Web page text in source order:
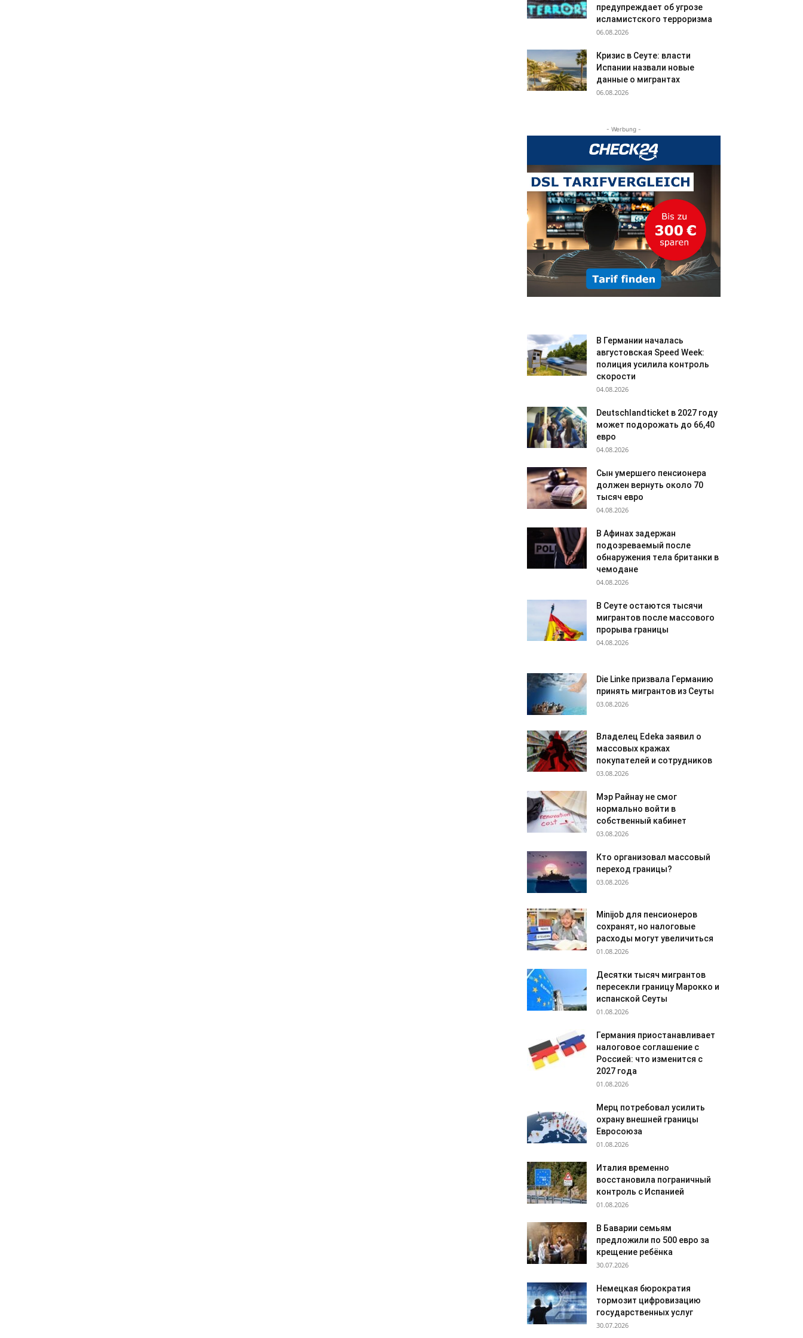
предупреждает об угрозе
исламистского терроризма
06.08.2026
Кризис в Сеуте: власти
Испании назвали новые
данные о мигрантах
06.08.2026
- Werbung -
В Германии началась
августовская Speed Week:
полиция усилила контроль
скорости
04.08.2026
Deutschlandticket в 2027 году
может подорожать до 66,40
евро
04.08.2026
Сын умершего пенсионера
должен вернуть около 70
тысяч евро
04.08.2026
В Афинах задержан
подозреваемый после
обнаружения тела британки в
чемодане
04.08.2026
В Сеуте остаются тысячи
мигрантов после массового
прорыва границы
04.08.2026
Die Linke призвала Германию
принять мигрантов из Сеуты
03.08.2026
Владелец Edeka заявил о
массовых кражах
покупателей и сотрудников
03.08.2026
Мэр Райнау не смог
нормально войти в
собственный кабинет
03.08.2026
Кто организовал массовый
переход границы?
03.08.2026
Minijob для пенсионеров
сохранят, но налоговые
расходы могут увеличиться
01.08.2026
Десятки тысяч мигрантов
пересекли границу Марокко и
испанской Сеуты
01.08.2026
Германия приостанавливает
налоговое соглашение с
Россией: что изменится с
2027 года
01.08.2026
Мерц потребовал усилить
охрану внешней границы
Евросоюза
01.08.2026
Италия временно
восстановила пограничный
контроль с Испанией
01.08.2026
В Баварии семьям
предложили по 500 евро за
крещение ребёнка
30.07.2026
Немецкая бюрократия
тормозит цифровизацию
государственных услуг
30.07.2026